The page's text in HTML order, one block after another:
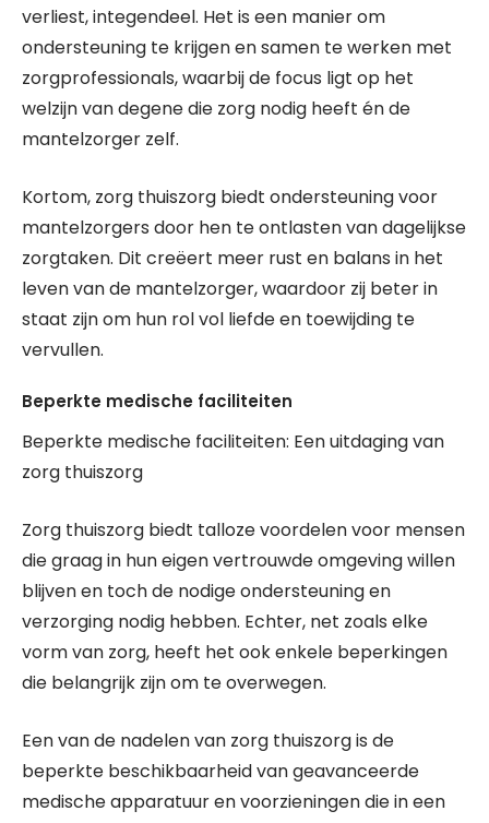
verliest, integendeel. Het is een manier om
ondersteuning te krijgen en samen te werken met
zorgprofessionals, waarbij de focus ligt op het
welzijn van degene die zorg nodig heeft én de
mantelzorger zelf.
Kortom, zorg thuiszorg biedt ondersteuning voor
mantelzorgers door hen te ontlasten van dagelijkse
zorgtaken. Dit creëert meer rust en balans in het
leven van de mantelzorger, waardoor zij beter in
staat zijn om hun rol vol liefde en toewijding te
vervullen.
Beperkte medische faciliteiten
Beperkte medische faciliteiten: Een uitdaging van
zorg thuiszorg
Zorg thuiszorg biedt talloze voordelen voor mensen
die graag in hun eigen vertrouwde omgeving willen
blijven en toch de nodige ondersteuning en
verzorging nodig hebben. Echter, net zoals elke
vorm van zorg, heeft het ook enkele beperkingen
die belangrijk zijn om te overwegen.
Een van de nadelen van zorg thuiszorg is de
beperkte beschikbaarheid van geavanceerde
medische apparatuur en voorzieningen die in een